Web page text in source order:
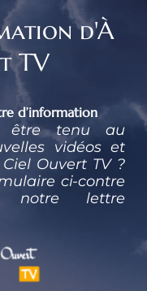
d'À
TV
d’information
être tenu au
vidéos et
Ouvert TV ?
ci-contre
notre lettre